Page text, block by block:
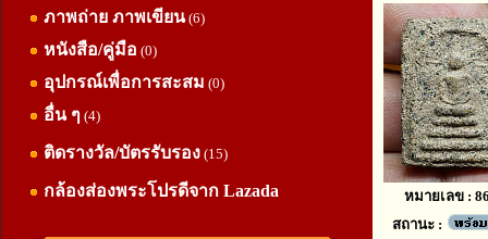
ภาพถ่าย ภาพเขียน(6)
หนังสือ/คู่มือ (0)
อุปกรณ์เพื่อการสะสม (0)
อื่น ๆ (4)
ติดรางวัล/บัตรรับรอง (15)
กล้องส่องพระโปรดีจาก Lazada
หมายเลข :
สถานะ :